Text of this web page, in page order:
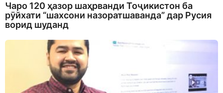
Чаро 120 ҳазор шаҳрванди Тоҷикистон ба
рӯйхати “шахсони назоратшаванда” дар Русия
ворид шуданд